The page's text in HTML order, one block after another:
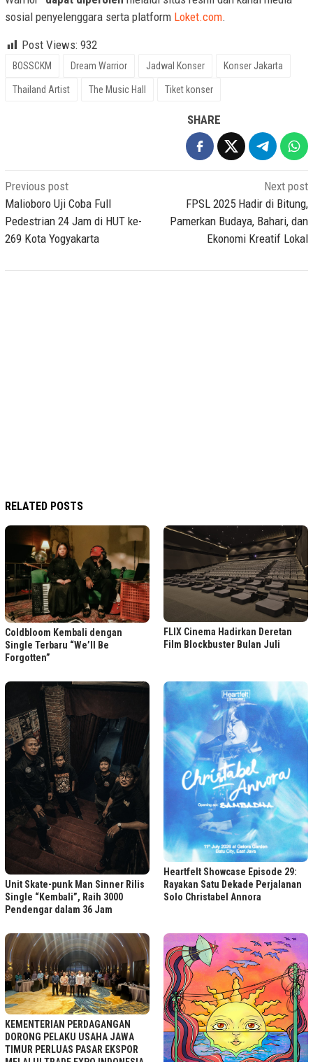
sosial penyelenggara serta platform Loket.com.
Post Views: 932
BOSSCKM Dream Warrior Jadwal Konser Konser Jakarta
Thailand Artist The Music Hall Tiket konser
SHARE
Post
navigation
Previous post
Malioboro Uji Coba Full
Pedestrian 24 Jam di HUT ke-
269 Kota Yogyakarta
Next post
FPSL 2025 Hadir di Bitung,
Pamerkan Budaya, Bahari, dan
Ekonomi Kreatif Lokal
RELATED POSTS
Coldbloom Kembali dengan
Single Terbaru “We’ll Be
Forgotten”
FLIX Cinema Hadirkan Deretan
Film Blockbuster Bulan Juli
Unit Skate-punk Man Sinner Rilis
Single “Kembali”, Raih 3000
Pendengar dalam 36 Jam
Heartfelt Showcase Episode 29:
Rayakan Satu Dekade Perjalanan
Solo Christabel Annora
KEMENTERIAN PERDAGANGAN
DORONG PELAKU USAHA JAWA
TIMUR PERLUAS PASAR EKSPOR